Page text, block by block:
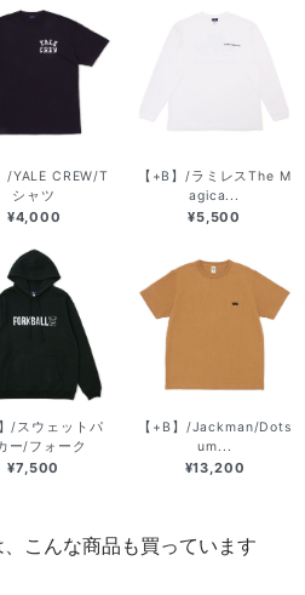
/YALE CREW/T
シャツ
¥4,000
【+B】/ラミレスThe M
agica...
¥5,500
/スウェットパ
ー/フォーク
¥7,500
【+B】/Jackman/Dots
um...
¥13,200
こんな商品も買っています